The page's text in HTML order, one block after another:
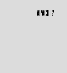
APACHE?